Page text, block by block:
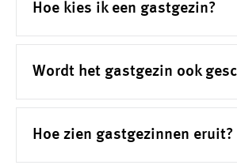
Hoe kies ik een gastgezin?
Wordt het gastgezin ook
Hoe zien gastgezinnen eruit?